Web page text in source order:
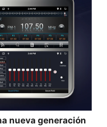
nueva generación